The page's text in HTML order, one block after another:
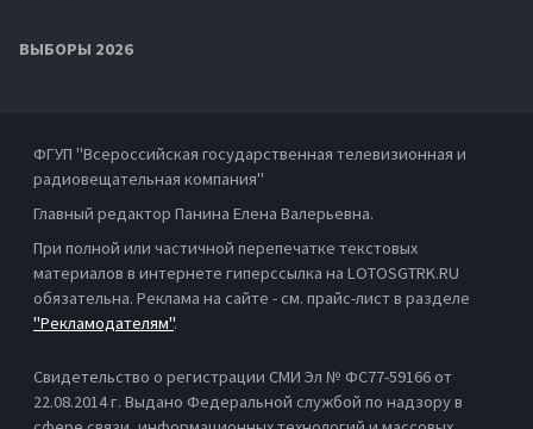
ВЫБОРЫ 2026
ФГУП "Всероссийская государственная телевизионная и
радиовещательная компания"
Главный редактор Панина Елена Валерьевна.
При полной или частичной перепечатке текстовых
материалов в интернете гиперссылка на LOTOSGTRK.RU
обязательна. Реклама на сайте - см. прайс-лист в разделе
"Рекламодателям".
Свидетельство о регистрации СМИ Эл № ФС77-59166 от
22.08.2014 г. Выдано Федеральной службой по надзору в